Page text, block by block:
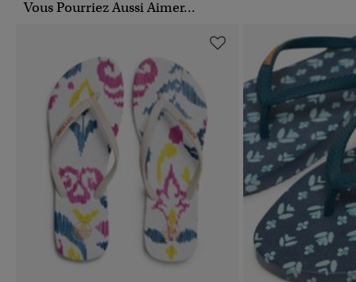
Vous Pourriez Aussi Aimer...